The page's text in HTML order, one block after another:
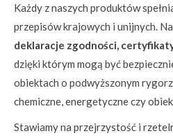
Każdy z naszych produktów
przepisów krajowych i unijnych.
deklaracje zgodności,
dzięki którym mogą być
obiektach o podwyższonym
chemiczne, energetyczne czy
Stawiamy na przejrzystość i